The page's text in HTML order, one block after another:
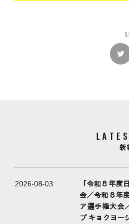
新
2026-08-03
「令和８年度
会／令和８年
ア選手権大会
プ キョクヨー